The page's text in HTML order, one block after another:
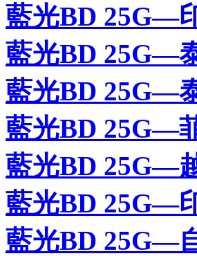
藍光BD 25G—
藍光BD 25G—
藍光BD 25G—
藍光BD 25G—
藍光BD 25G—
藍光BD 25G—
藍光BD 25G—